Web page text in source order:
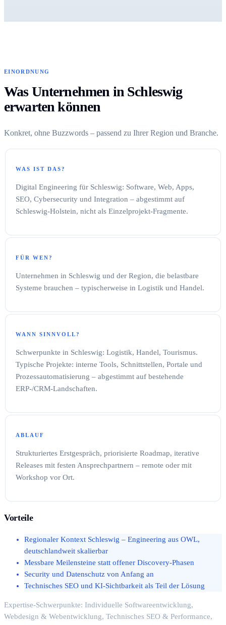
EINORDNUNG
Was Unternehmen in Schleswig
erwarten können
Konkret, ohne Buzzwords – passend zu Ihrer Region und Branche.
WAS IST DAS?
Digital Engineering für Schleswig: Software, Web, Apps,
SEO, Cybersecurity und Integration – abgestimmt auf
Schleswig-Holstein, nicht als Einzelprojekt-Fragmente.
FÜR WEN?
Unternehmen in Schleswig und der Region, die belastbare
Systeme brauchen – typischerweise in Logistik und Handel.
WANN SINNVOLL?
Schwerpunkte in Schleswig: Logistik, Handel, Tourismus.
Typische Projekte: interne Tools, Schnittstellen, Portale und
Prozessautomatisierung – abgestimmt auf bestehende
ERP-/CRM-Landschaften.
ABLAUF
Strukturiertes Erstgespräch, priorisierte Roadmap, iterative
Releases mit festen Ansprechpartnern – remote oder mit
Workshop vor Ort.
Vorteile
Regionaler Kontext Schleswig – Engineering aus OWL,
deutschlandweit skalierbar
Messbare Meilensteine statt offener Discovery-Phasen
Security und Datenschutz von Anfang an
Technisches SEO und KI-Sichtbarkeit als Teil der Lösung
Expertise-Schwerpunkte: Individuelle Softwareentwicklung,
Webdesign & Webentwicklung, Technisches SEO & Performance,